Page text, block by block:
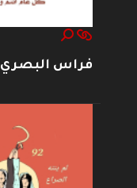
فراس البصري